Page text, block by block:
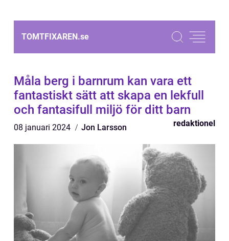
TOMTFIXAREN.se
Måla berg i barnrum kan vara ett
fantastiskt sätt att skapa en lekfull
och fantasifull miljö för ditt barn
08 januari 2024 Jon Larsson redaktionel